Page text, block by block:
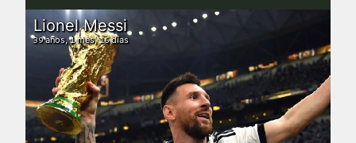
Lionel Messi
39años,1mes,16días